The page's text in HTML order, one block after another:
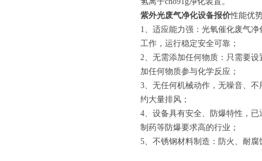
紫外光废气净化设备报价性能优
1、适应能力强：光氧催化废气
工作，运行稳定安全可靠；
2、无需添加任何物质：只需要
加任何物质参与化学反应；
3、无任何机械动作，无噪音、
约大量排风；
4、设备具有安全、防爆特性，
制药等防爆要求高的行业；
5、不锈钢材料制造：防火、耐